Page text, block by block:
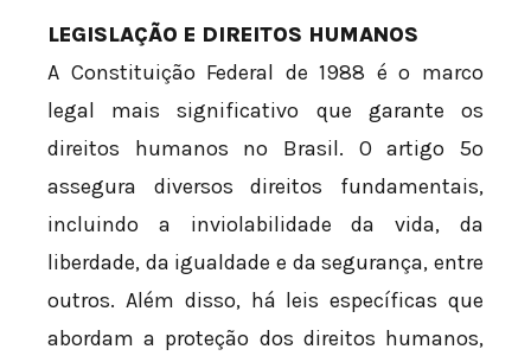
LEGISLAÇÃO E DIREITOS HUMANOS
A Constituição Federal de 1988 é o marco
legal mais significativo que garante os
direitos humanos no Brasil. O artigo 5º
assegura diversos direitos fundamentais,
incluindo a inviolabilidade da vida, da
liberdade, da igualdade e da segurança, entre
outros. Além disso, há leis específicas que
abordam a proteção dos direitos humanos,